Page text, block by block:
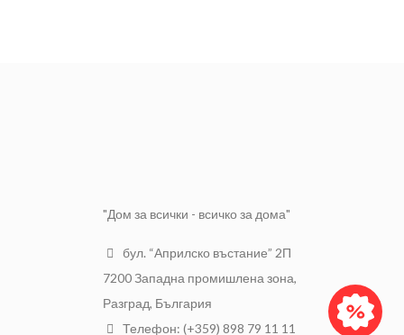
"Дом за всички - всичко за дома"
бул. “Априлско въстание” 2П
7200 Западна промишлена зона,
Разград, България
Телефон: (+359) 898 79 11 11